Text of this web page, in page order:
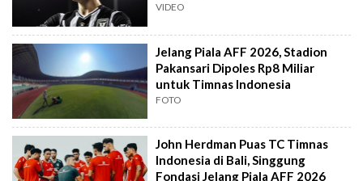
VIDEO
Jelang Piala AFF 2026, Stadion
Pakansari Dipoles Rp8 Miliar
untuk Timnas Indonesia
FOTO
John Herdman Puas TC Timnas
Indonesia di Bali, Singgung
Fondasi Jelang Piala AFF 2026